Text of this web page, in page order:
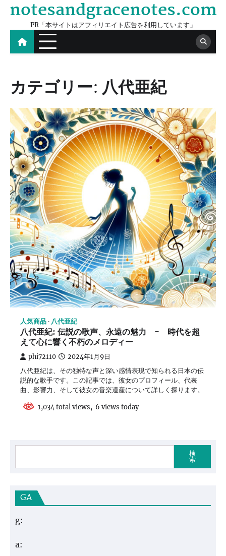
Skip
content
notesandgracenotes.com
PR「本サイトはアフィリエイト広告を利用しています」
カテゴリー:八代亜紀
人気商品 八代亜紀
八代亜紀: 伝説の歌声、永遠の魅力 - 時代を超
えて心に響く不朽のメロディー
phi72110 2024年1月9日
八代亜紀は、その独特な声と深い感情表現で知られる日本の伝
説的な歌手です。この記事では、彼女のプロフィール、代表
曲、影響力、そして彼女の音楽遺産について詳しく探ります。
1,034 total views, 6 views today
検
索
GA
g:
a: